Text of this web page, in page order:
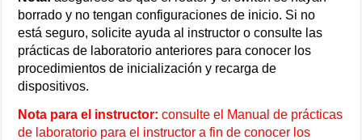
borrado y no tengan configuraciones de inicio. Si no
está seguro, solicite ayuda al instructor o consulte las
prácticas de laboratorio anteriores para conocer los
procedimientos de inicialización y recarga de
dispositivos.
Nota para el instructor: consulte el Manual de prácticas
de laboratorio para el instructor a fin de conocer los